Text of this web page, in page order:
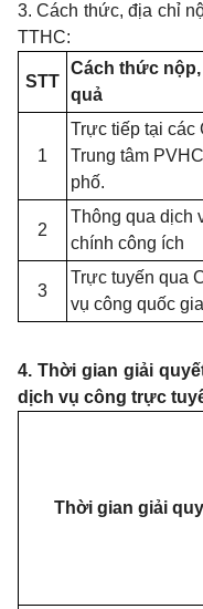
3. Cách thức, địa chỉ
TTHC:
STT
Cách thức
quả
1
Trực tiếp tại các
Trung tâm
phố.
2
Thông qua dịch
chính công ích
3
Trực tuyến qua
vụ công quốc gia
4. Thời gian giải
dịch vụ công trực
Thời gian giải